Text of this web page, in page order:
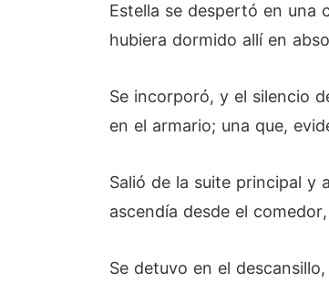
Estella se despertó en una
hubiera dormido allí en
Se incorporó, y el silencio
en el armario; una que,
Salió de la suite principal y
ascendía desde el
Se detuvo en el